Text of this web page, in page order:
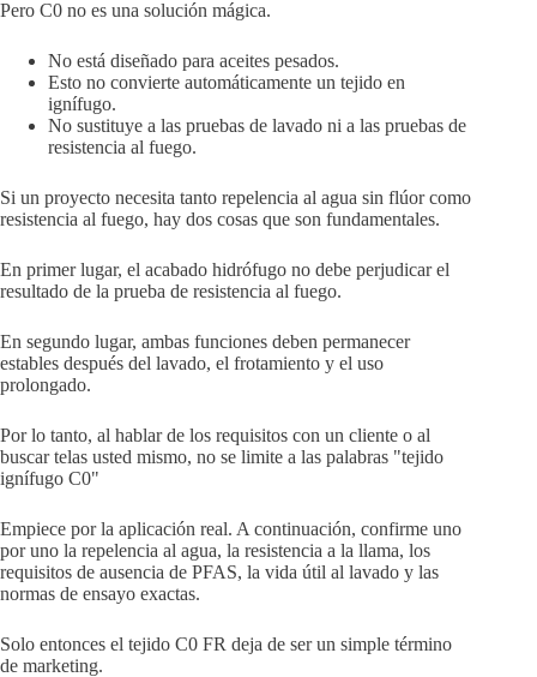
Pero C0 no es una solución mágica.
No está diseñado para aceites pesados.
Esto no convierte automáticamente un tejido en
ignífugo.
No sustituye a las pruebas de lavado ni a las pruebas de
resistencia al fuego.
Si un proyecto necesita tanto repelencia al agua sin flúor como
resistencia al fuego, hay dos cosas que son fundamentales.
En primer lugar, el acabado hidrófugo no debe perjudicar el
resultado de la prueba de resistencia al fuego.
En segundo lugar, ambas funciones deben permanecer
estables después del lavado, el frotamiento y el uso
prolongado.
Por lo tanto, al hablar de los requisitos con un cliente o al
buscar telas usted mismo, no se limite a las palabras "tejido
ignífugo C0"
Empiece por la aplicación real. A continuación, confirme uno
por uno la repelencia al agua, la resistencia a la llama, los
requisitos de ausencia de PFAS, la vida útil al lavado y las
normas de ensayo exactas.
Solo entonces el tejido C0 FR deja de ser un simple término
de marketing.